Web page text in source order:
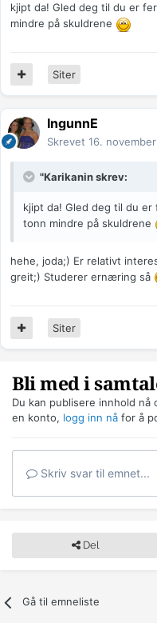
kjipt da! Gled deg til du er
mindre på skuldrene
Siter
IngunnE
Skrevet 16. november
"Karikanin skrev:
kjipt da! Gled deg til du
tonn mindre på skuldrene
hehe, joda;) Er relativt
greit;) Studerer ernæring så
Siter
Bli med i
Du kan publisere innhold
en konto, logg inn nå for å
Skriv svar til emnet...
Del
Gå til emneliste